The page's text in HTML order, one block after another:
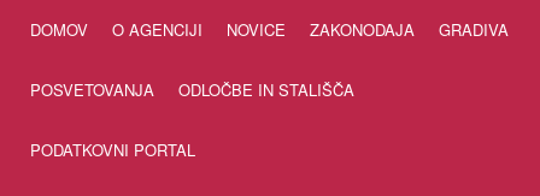
DOMOV O AGENCIJI NOVICE ZAKONODAJA GRADIVA
POSVETOVANJA ODLOČBE IN STALIŠČA
PODATKOVNI PORTAL